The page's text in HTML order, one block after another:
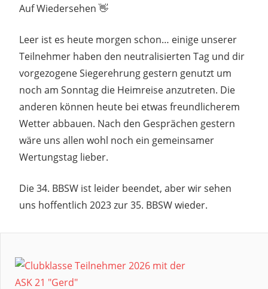
Auf Wiedersehen 👋
Leer ist es heute morgen schon… einige unserer
Teilnehmer haben den neutralisierten Tag und dir
vorgezogene Siegerehrung gestern genutzt um
noch am Sonntag die Heimreise anzutreten. Die
anderen können heute bei etwas freundlicherem
Wetter abbauen. Nach den Gesprächen gestern
wäre uns allen wohl noch ein gemeinsamer
Wertungstag lieber.
Die 34. BBSW ist leider beendet, aber wir sehen
uns hoffentlich 2023 zur 35. BBSW wieder.
AUF
WIEDERSEHEN